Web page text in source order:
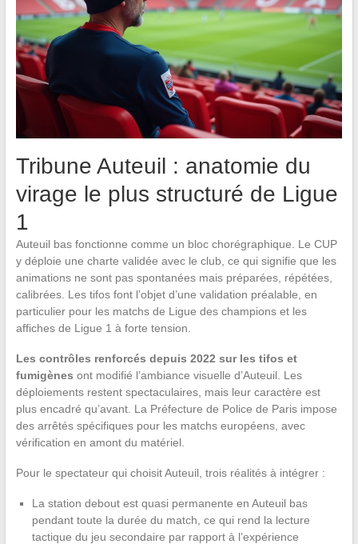
Tribune Auteuil : anatomie du
virage le plus structuré de Ligue
1
Auteuil bas fonctionne comme un bloc chorégraphique. Le CUP
y déploie une charte validée avec le club, ce qui signifie que les
animations ne sont pas spontanées mais préparées, répétées,
calibrées. Les tifos font l’objet d’une validation préalable, en
particulier pour les matchs de Ligue des champions et les
affiches de Ligue 1 à forte tension.
Les contrôles renforcés depuis 2022 sur les tifos et
fumigènes ont modifié l’ambiance visuelle d’Auteuil. Les
déploiements restent spectaculaires, mais leur caractère est
plus encadré qu’avant. La Préfecture de Police de Paris impose
des arrêtés spécifiques pour les matchs européens, avec
vérification en amont du matériel.
Pour le spectateur qui choisit Auteuil, trois réalités à intégrer :
La station debout est quasi permanente en Auteuil bas
pendant toute la durée du match, ce qui rend la lecture
tactique du jeu secondaire par rapport à l’expérience